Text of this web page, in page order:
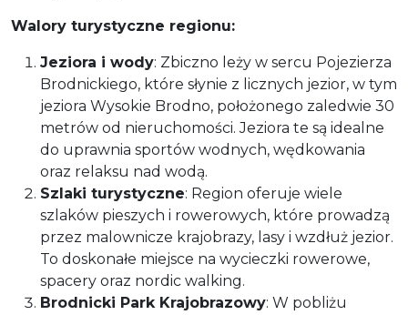
Walory turystyczne regionu:
Jeziora i wody: Zbiczno leży w sercu Pojezierza
Brodnickiego, które słynie z licznych jezior, w tym
jeziora Wysokie Brodno, położonego zaledwie 30
metrów od nieruchomości. Jeziora te są idealne
do uprawnia sportów wodnych, wędkowania
oraz relaksu nad wodą.
Szlaki turystyczne: Region oferuje wiele
szlaków pieszych i rowerowych, które prowadzą
przez malownicze krajobrazy, lasy i wzdłuż jezior.
To doskonałe miejsce na wycieczki rowerowe,
spacery oraz nordic walking.
Brodnicki Park Krajobrazowy: W pobliżu